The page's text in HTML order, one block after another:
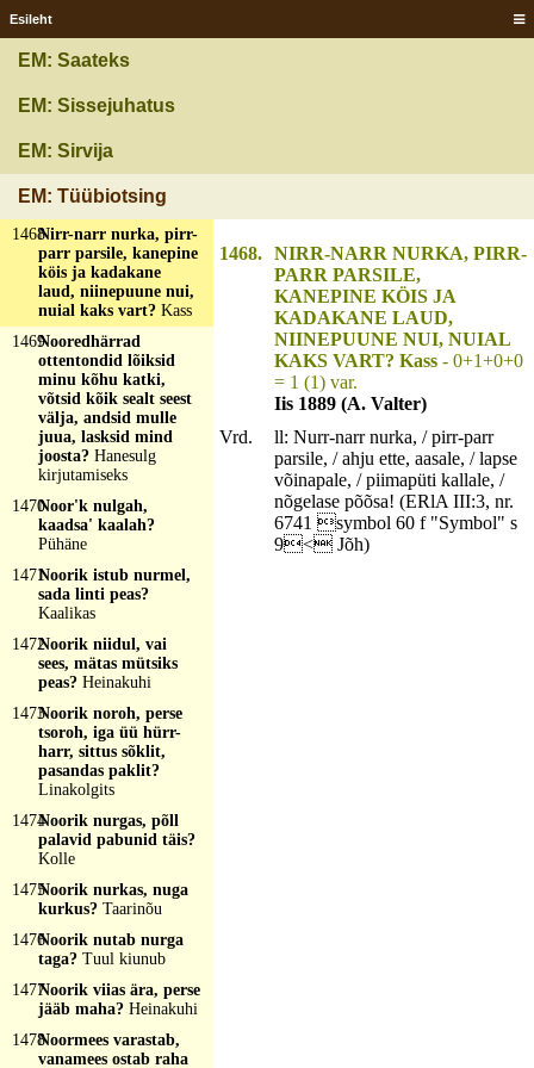
Esileht
EM: Saateks
EM: Sissejuhatus
EM: Sirvija
EM: Tüübiotsing
1465Ninaga lõhub, persega
karvakesed kärsis?
Siil
1467Nipi mind, näpi mind,
kaitse mind, kasvata
mind, söö mo juurikas
soolata ää?Kapsas
1468Nirr-narr nurka, pirr-
parr parsile, kanepine
köis ja kadakane
laud, niinepuune nui,
nuial kaks vart? Kass
1469Nooredhärrad
ottentondid lõiksid
minu kõhu katki,
võtsid kõik sealt seest
välja, andsid mulle
juua, lasksid mind
joosta? Hanesulg
kirjutamiseks
1470Noor'k nulgah,
kaadsa' kaalah?
Pühäne
1471Noorik istub nurmel,
sada linti peas?
Kaalikas
1472Noorik niidul, vai
sees, mätas mütsiks
peas? Heinakuhi
1473Noorik noroh, perse
tsoroh, iga üü hürr-
harr, sittus sõklit,
pasandas paklit?
Linakolgits
1474Noorik nurgas, põll
palavid pabunid täis?
Kolle
1475Noorik nurkas, nuga
kurkus? Taarinõu
1476Noorik nutab nurga
taga? Tuul kiunub
1477Noorik viias ära, perse
jääb maha? Heinakuhi
1478Noormees varastab,
vanamees ostab raha
1468. NIRR-NARR NURKA, PIRR-
PARR PARSILE,
KANEPINE KÖIS JA
KADAKANE LAUD,
NIINEPUUNE NUI, NUIAL
KAKS VART? Kass - 0+1+0+0
= 1 (1) var.
Iis 1889 (A. Valter)
Vrd.
ll: Nurr-narr nurka, / pirr-parr
parsile, / ahju ette, aasale, / lapse
võinapale, / piimapüti kallale, /
nõgelase põõsa! (ERlA III:3, nr.
6741 symbol 60 f "Symbol" s
9< Jõh)